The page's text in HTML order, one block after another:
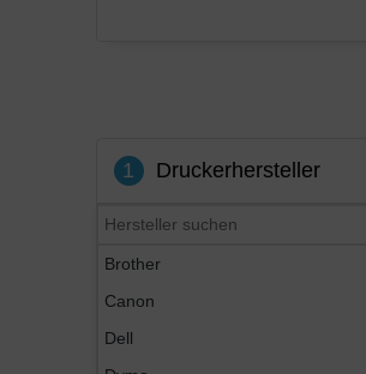
1 Druckerhersteller
Brother
Canon
Dell